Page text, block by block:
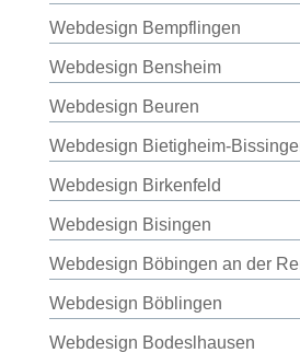
Webdesign Bempflingen
Webdesign Bensheim
Webdesign Beuren
Webdesign Bietigheim-
Webdesign Birkenfeld
Webdesign Bisingen
Webdesign Böbingen an der
Webdesign Böblingen
Webdesign Bodeslhausen